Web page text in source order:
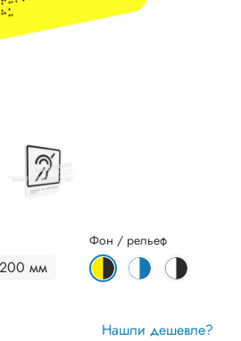
мм
Фон / рельеф
Нашли дешевле?